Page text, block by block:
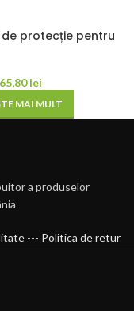
de protecție pentru
65,80lei
MAI MULT
a produselor
--- Politica de retur